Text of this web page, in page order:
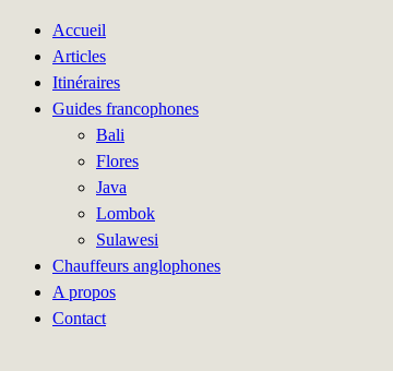
Accueil
Articles
Itinéraires
Guides francophones
Bali
Flores
Java
Lombok
Sulawesi
Chauffeurs anglophones
A propos
Contact